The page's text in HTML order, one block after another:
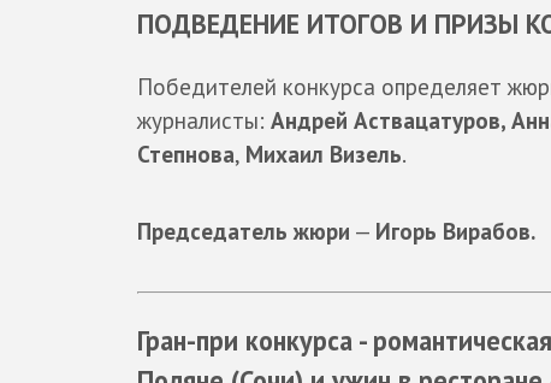
ПОДВЕДЕНИЕ ИТОГОВ И ПРИЗЫ
Победителей конкурса определяет
журналисты: Андрей Аствацатуров,
Степнова, Михаил Визель.
Председатель жюри — Игорь Вирабов.
Гран-при конкурса -